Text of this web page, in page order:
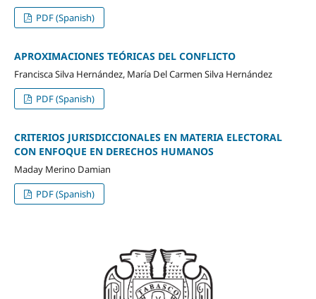
PDF (Spanish)
APROXIMACIONES TEÓRICAS DEL CONFLICTO
Francisca Silva Hernández, María Del Carmen Silva Hernández
PDF (Spanish)
CRITERIOS JURISDICCIONALES EN MATERIA ELECTORAL
CON ENFOQUE EN DERECHOS HUMANOS
Maday Merino Damian
PDF (Spanish)